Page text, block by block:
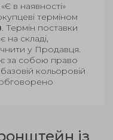
в наявності»
терміном
. Термін поставки
на складі,
у Продавця.
за собою право
кольоровій
із